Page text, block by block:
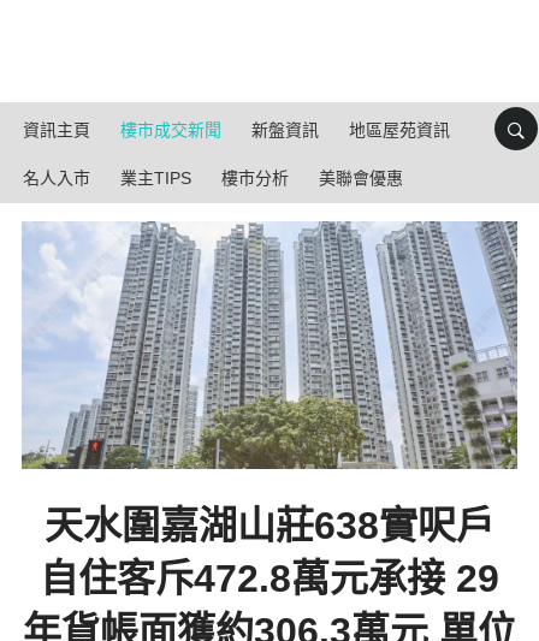
資訊主頁 樓市成交新聞 新盤資訊 地區屋苑資訊
名人入市 業主TIPS 樓市分析 美聯會優惠
天水圍嘉湖山莊638實呎戶
自住客斥472.8萬元承接 29
年貨帳面獲約306.3萬元 單位